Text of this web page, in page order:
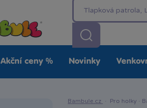
Akční ceny % Novinky
Bambule.cz · Pro holky ·